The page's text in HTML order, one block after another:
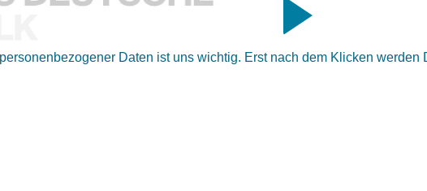
Daten ist uns wichtig. Erst nach dem Klicken